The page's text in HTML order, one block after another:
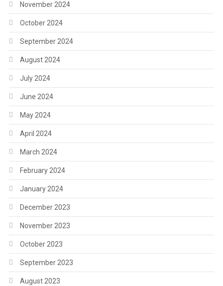
November 2024
October 2024
September 2024
August 2024
July 2024
June 2024
May 2024
April 2024
March 2024
February 2024
January 2024
December 2023
November 2023
October 2023
September 2023
August 2023